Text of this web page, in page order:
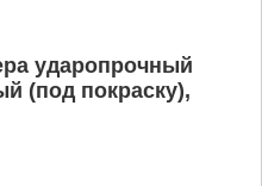
ударопрочный
(под покраску),